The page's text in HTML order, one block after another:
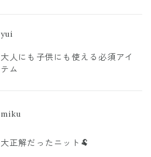
yui
大人にも子供にも使える必須アイ
テム
miku
大正解だったニット🐏